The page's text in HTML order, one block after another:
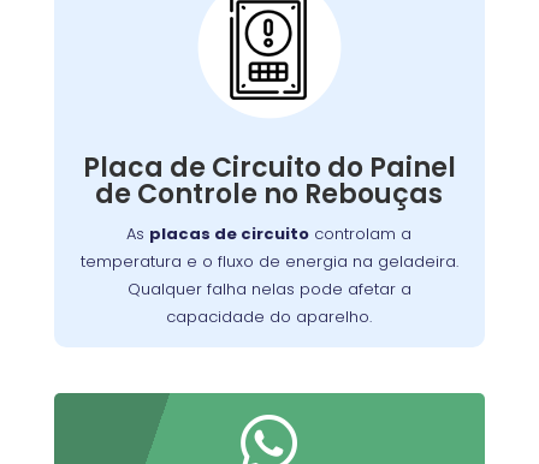
Placa de Circuito do Painel
de Controle no Rebouças
As placas de circuito controlam a
temperatura e o fluxo de energia na geladeira.
Qualquer falha nelas pode afetar a
capacidade do aparelho.
Problemas com a
Placa de Circuito do
Painel de Controle:
Qualquer falha nelas pode afetar a
capacidade do aparelho
de manter a
temperatura ideal.
Nossa equipe está
equipada para diagnosticar e reparar
problemas relacionados à placa de
circuito
, garantindo que sua geladeira
funcione perfeitamente.
